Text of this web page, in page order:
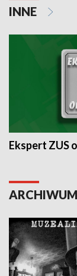
INNE
Ekspert ZUS